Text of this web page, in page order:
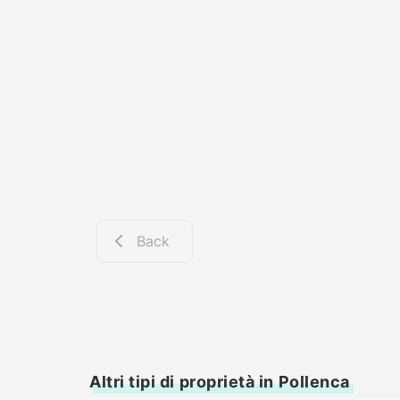
Back
Altri tipi di proprietà in Pollenca